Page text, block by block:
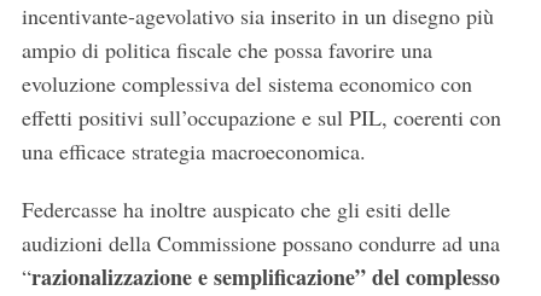
incentivante-agevolativo sia inserito in un disegno più
ampio di politica fiscale che possa favorire una
evoluzione complessiva del sistema economico con
effetti positivi sull’occupazione e sul PIL, coerenti con
una efficace strategia macroeconomica.
Federcasse ha inoltre auspicato che gli esiti delle
audizioni della Commissione possano condurre ad una
“razionalizzazione e semplificazione” del complesso